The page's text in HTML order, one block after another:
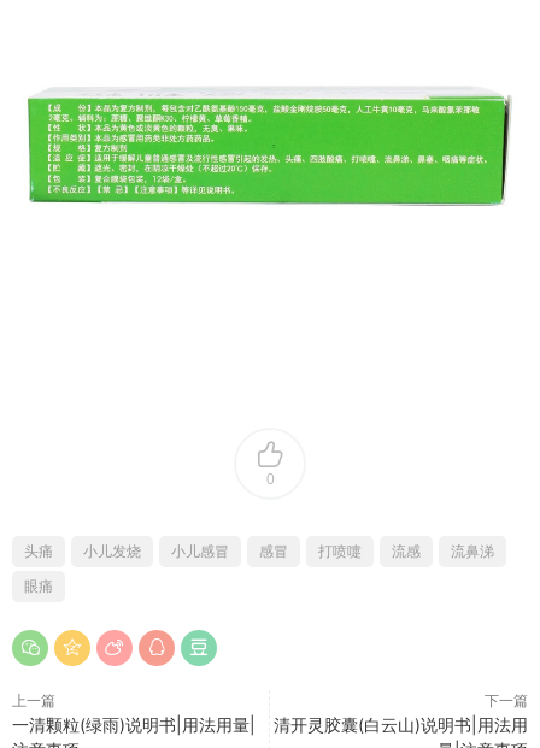
0
头痛 小儿发烧 小儿感冒 感冒 打喷嚏 流感
流鼻涕
眼痛
上一篇
一清颗粒(绿雨)说明书|用法用量|
下一篇
清开灵胶囊(白云山)说明书|用法用